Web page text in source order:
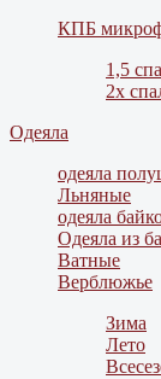
КПБ
1,5
2х
Одеяла
одеяла
Льняные
одеяла
Одеяла из
Ватные
Верблюжье
Зима
Лето